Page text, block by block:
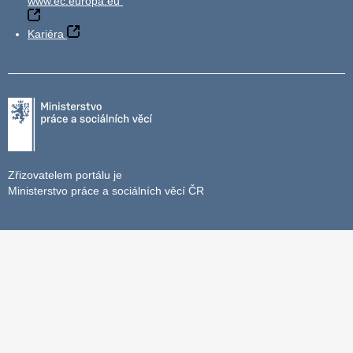
Kariéra
Zřizovatelem portálu je
Ministerstvo práce a sociálních věcí ČR